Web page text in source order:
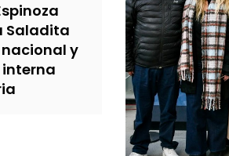
Saladita
y
interna